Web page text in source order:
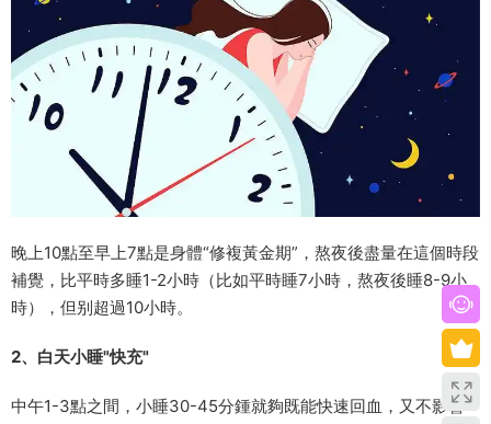
晚上10點至早上7點是身體“修複黃金期”，熬夜後盡量在這個時段
補覺，比平時多睡1-2小時（比如平時睡7小時，熬夜後睡8-9小
時），但别超過10小時。
2、白天小睡"快充"
中午1-3點之間，小睡30-45分鍾就夠既能快速回血，又不影響